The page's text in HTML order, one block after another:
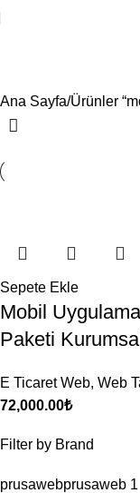
Filter by Brand
prusawebprusaweb 1
Ana Sayfa Ürünler
Sepete Ekle
Mobil Uygulama
Paketi
E Ticaret Web, Web
72,000.00₺